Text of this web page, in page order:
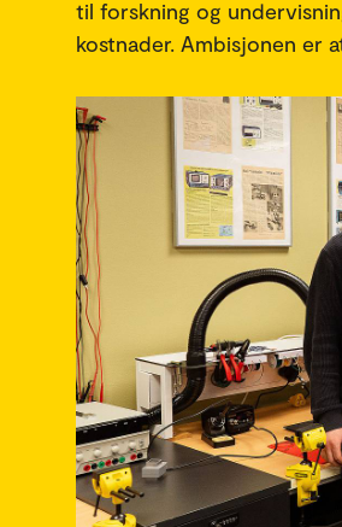
til forskning og
kostnader. Ambisjonen er